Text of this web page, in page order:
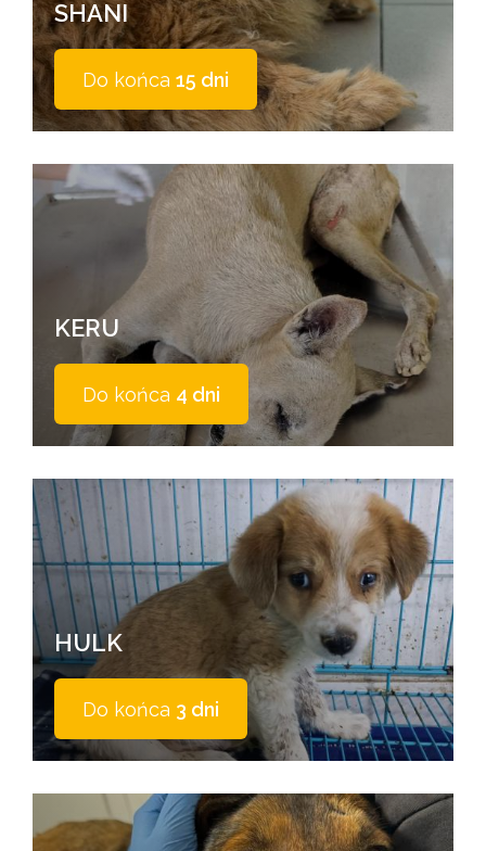
SHANI
Do końca 15 dni
KERU
Do końca 4 dni
HULK
Do końca 3 dni